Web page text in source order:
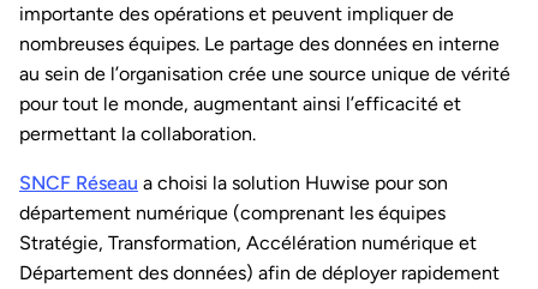
importante des opérations et peuvent impliquer de
nombreuses équipes. Le partage des données en interne
au sein de l’organisation crée une source unique de vérité
pour tout le monde, augmentant ainsi l’efficacité et
permettant la collaboration.
SNCF Réseau a choisi la solution Huwise pour son
département numérique (comprenant les équipes
Stratégie, Transformation, Accélération numérique et
Département des données) afin de déployer rapidement